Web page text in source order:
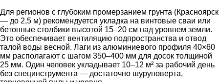
Для регионов с глубоким промерзанием грунта (Красноярск
— до 2,5 м) рекомендуется укладка на винтовые сваи или
бетонные столбики высотой 15–20 см над уровнем земли.
Это обеспечивает вентиляцию подпространства и отвод
талой воды весной. Лаги из алюминиевого профиля 40×60
мм располагают с шагом 350–400 мм для досок толщиной
25 мм. Один человек укладывает 10–12 м² за рабочий день
без специнструмента — достаточно шуруповерта,